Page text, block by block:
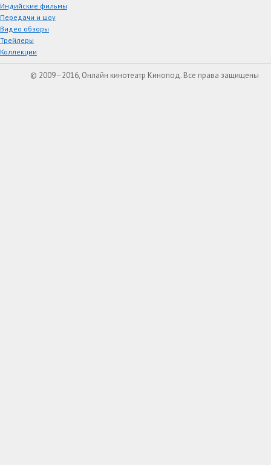
Индийские фильмы
Передачи и шоу
Видео обзоры
Трейлеры
Коллекции
© 2009–2016, Онлайн кинотеатр Кинопод. Все права защищены